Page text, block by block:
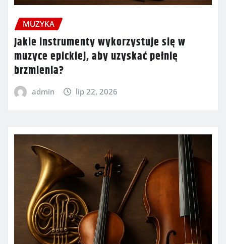
MUZYKA
Jakie instrumenty wykorzystuje się w
muzyce epickiej, aby uzyskać pełnię
brzmienia?
admin lip 22, 2026